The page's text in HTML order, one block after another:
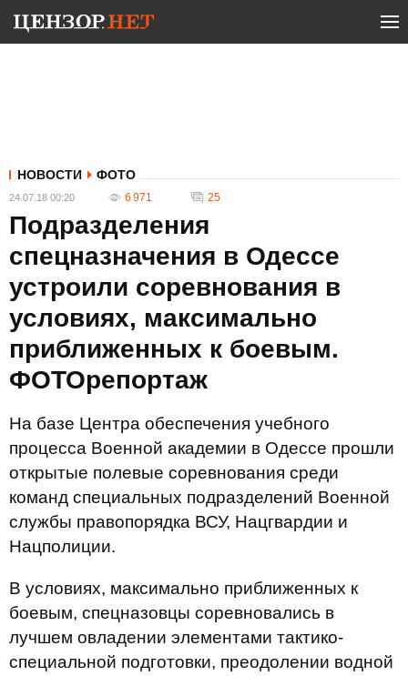
НОВОСТИ ФОТО
24.07.18 00:20 6 971 25
Подразделения
спецназначения в Одессе
устроили соревнования в
условиях, максимально
приближенных к боевым.
ФОТОрепортаж
На базе Центра обеспечения учебного
процесса Военной академии в Одессе прошли
открытые полевые соревнования среди
команд специальных подразделений Военной
службы правопорядка ВСУ, Нацгвардии и
Нацполиции.
В условиях, максимально приближенных к
боевым, спецназовцы соревновались в
лучшем овладении элементами тактико-
специальной подготовки, преодолении водной